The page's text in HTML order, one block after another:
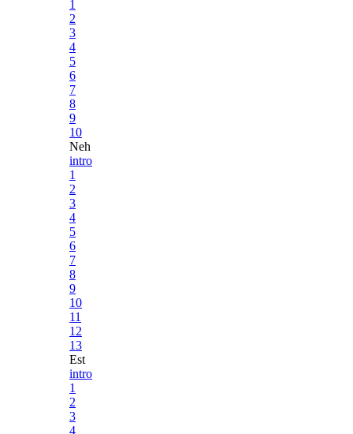
1
2
3
4
5
6
7
8
9
10
Neh
intro
1
2
3
4
5
6
7
8
9
10
11
12
13
Est
intro
1
2
3
4